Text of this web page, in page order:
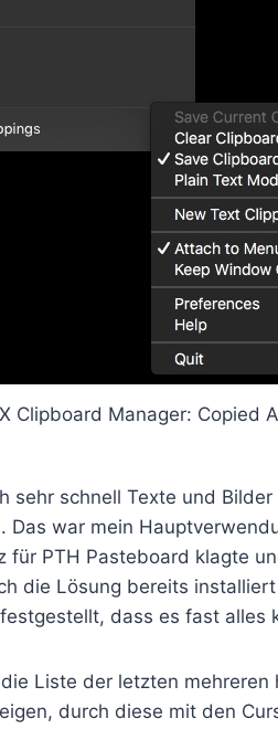
Clipboard Manager: Copied
sehr schnell Texte und
Das war mein
für PTH Pasteboard klagte
die Lösung bereits
dass es fast alles
Liste der letzten
durch diese mit den